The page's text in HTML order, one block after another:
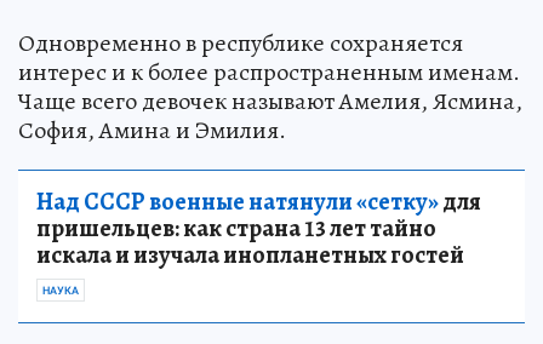
Одновременно в республике сохраняется
интерес и к более распространенным именам.
Чаще всего девочек называют Амелия, Ясмина,
София, Амина и Эмилия.
Над СССР военные натянули «сетку»для
пришельцев: как страна 13 лет тайно
искала и изучала инопланетных гостей
НАУКА